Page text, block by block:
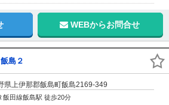
WEBからお問合せ
島２
県上伊那郡飯島町飯島2169-349
飯田線飯島駅 徒歩20分